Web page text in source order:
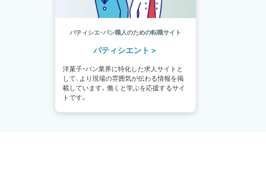
パティシエ・パン職人のための転職サイト
パティシエント
洋菓子・パン業界に特化した求人サイトと
して、より現場の雰囲気が伝わる情報を掲
載しています。働くと学ぶを応援するサイ
トです。